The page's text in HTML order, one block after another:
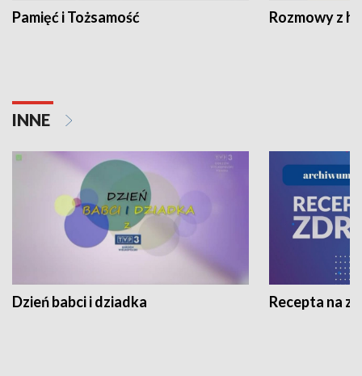
Pamięć i Tożsamość Rozmowy z
INNE
Dzień babci i dziadka Recepta na